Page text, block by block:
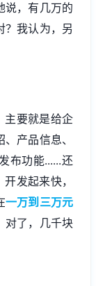
说，有几万的
？我认为，另
主要就是给企
产品信息、
布功能......还
发起来快，
一万到三万元
对了，几千块